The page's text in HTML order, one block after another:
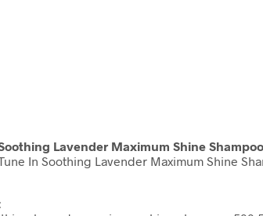
Lavender Maximum Shine Shampoo
In Soothing Lavender Maximum Shine